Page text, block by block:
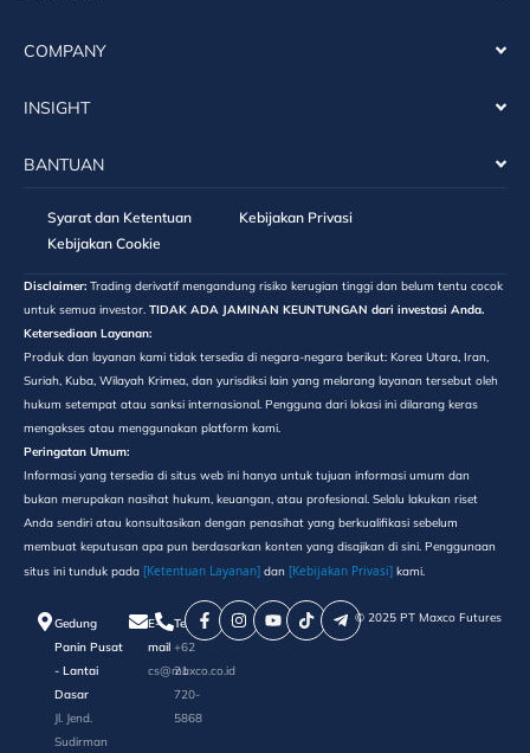
COMPANY
INSIGHT
BANTUAN
Syarat dan Ketentuan
Kebijakan Privasi
Kebijakan Cookie
Disclaimer: Trading derivatif mengandung risiko kerugian tinggi dan belum tentu cocok
untuk semua investor. TIDAK ADA JAMINAN KEUNTUNGAN dari investasi Anda.
Ketersediaan Layanan:
Produk dan layanan kami tidak tersedia di negara-negara berikut: Korea Utara, Iran,
Suriah, Kuba, Wilayah Krimea, dan yurisdiksi lain yang melarang layanan tersebut oleh
hukum setempat atau sanksi internasional. Pengguna dari lokasi ini dilarang keras
mengakses atau menggunakan platform kami.
Peringatan Umum:
Informasi yang tersedia di situs web ini hanya untuk tujuan informasi umum dan
bukan merupakan nasihat hukum, keuangan, atau profesional. Selalu lakukan riset
Anda sendiri atau konsultasikan dengan penasihat yang berkualifikasi sebelum
membuat keputusan apa pun berdasarkan konten yang disajikan di sini. Penggunaan
situs ini tunduk pada [Ketentuan Layanan] dan [Kebijakan Privasi] kami.
Gedung
Panin Pusat
- Lantai
Dasar
Jl. Jend.
Sudirman
E-
mail
cs@maxco.co.id
Telepon
+62
21
720-
5868
©️ 2025 PT Maxco Futures